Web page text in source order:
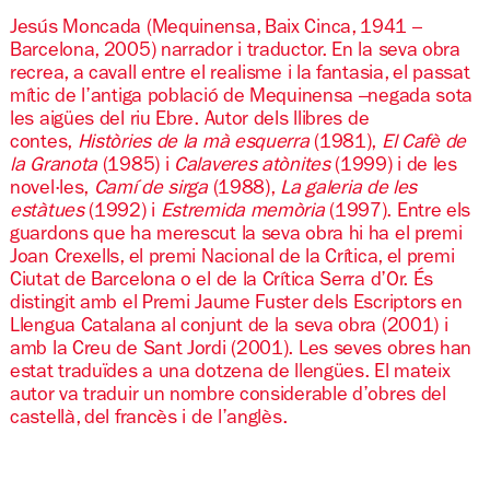
Jesús Moncada (Mequinensa, Baix Cinca, 1941 –
Barcelona, 2005) narrador i traductor. En la seva obra
recrea, a cavall entre el realisme i la fantasia, el passat
mític de l’antiga població de Mequinensa –negada sota
les aigües del riu Ebre. Autor dels llibres de
contes, Històries de la mà esquerra(1981), El Cafè de
la Granota (1985) i Calaveres atònites(1999) i de les
novel·les, Camí de sirga(1988), La galeria de les
estàtues(1992) i Estremida memòria(1997). Entre els
guardons que ha merescut la seva obra hi ha el premi
Joan Crexells, el premi Nacional de la Crítica, el premi
Ciutat de Barcelona o el de la Crítica Serra d’Or. És
distingit amb el Premi Jaume Fuster dels Escriptors en
Llengua Catalana al conjunt de la seva obra (2001) i
amb la Creu de Sant Jordi (2001). Les seves obres han
estat traduïdes a una dotzena de llengües. El mateix
autor va traduir un nombre considerable d’obres del
castellà, del francès i de l’anglès.